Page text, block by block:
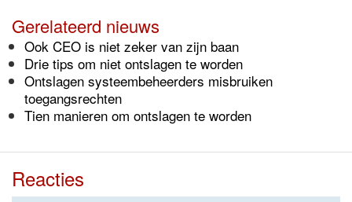
Gerelateerd nieuws
Ook CEO is niet zeker van zijn baan
Drie tips om niet ontslagen te worden
Ontslagen systeembeheerders misbruiken
toegangsrechten
Tien manieren om ontslagen te worden
Reacties